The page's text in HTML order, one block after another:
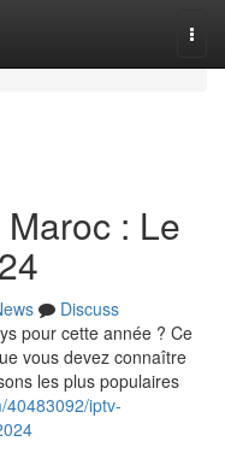
: Le
Discuss
pour cette année ? Ce
vous devez connaître
les plus populaires
40483092/iptv-